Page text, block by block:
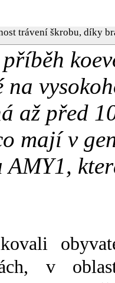
trávení škrobu, díky
na
až před
mají v
v